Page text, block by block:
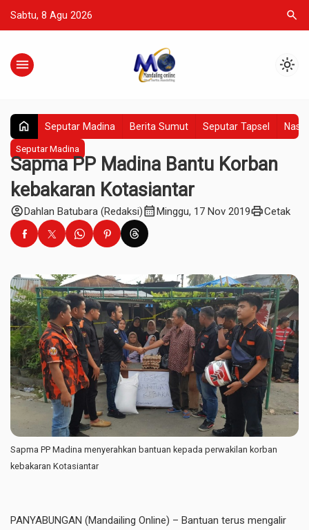
Sabtu, 8 Agu 2026 search
menu light_mode
home Seputar Madina Berita Sumut Seputar Tapsel
Seputar Madina
Sapma PP Madina Bantu Korban
kebakaran Kotasiantar
account_circleDahlan Batubara (Redaksi)calendar_monthMinggu, 17 Nov 2019printCetak
Sapma PP Madina menyerahkan bantuan kepada perwakilan korban
kebakaran Kotasiantar
PANYABUNGAN (Mandailing Online) – Bantuan terus mengalir